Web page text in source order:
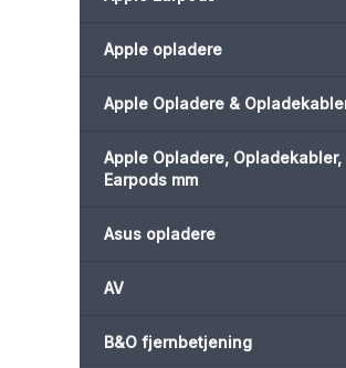
Apple opladere
Apple Opladere &
Apple Opladere, Opladekabler,
Earpods mm
Asus opladere
AV
B&O fjernbetjening